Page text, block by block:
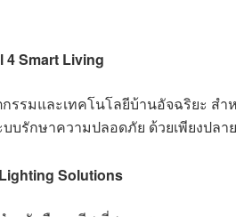
4 Smart Living
รรมและเทคโนโลยีบ้านอัจฉริยะ สำ
บบรักษาความปลอดภัย ด้วยเพียงปลา
Solutions